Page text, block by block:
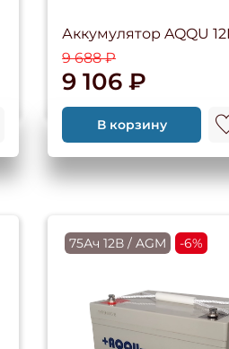
Аккумулятор AQQU
9 688 ₽
9 106 ₽
В корзину
75Ач 12В / AGM -6%